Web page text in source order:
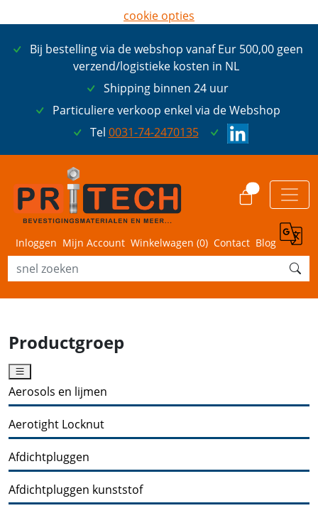
Bij bestelling via de webshop vanaf Eur 500,00 geen
verzend/logistieke kosten in NL
Shipping binnen 24 uur
Particuliere verkoop enkel via de Webshop
Tel 0031-74-2470135
Inloggen Mijn Account Winkelwagen (0) Contact Blog
Productgroep
Aerosols en lijmen
Aerotight Locknut
Afdichtpluggen
Afdichtpluggen kunststof
cookie opties
ik ga akkoord met cookies